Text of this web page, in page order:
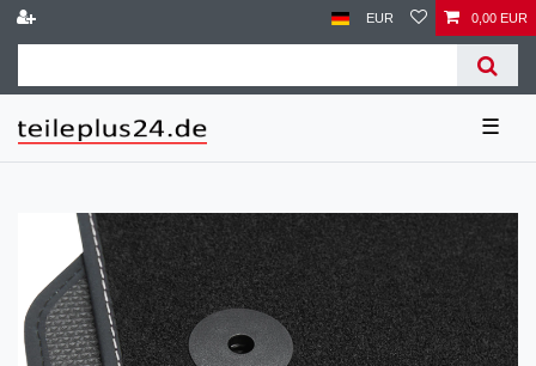
EUR 0,00 EUR
☰